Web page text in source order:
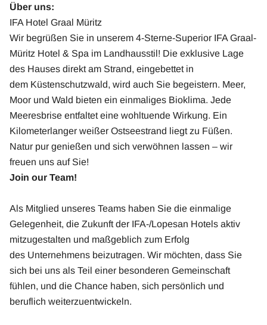
Über uns:
IFA Hotel Graal Müritz
Wir begrüßen Sie in unserem 4-Sterne-Superior IFA Graal-
Müritz Hotel & Spa im Landhausstil! Die exklusive Lage
des Hauses direkt am Strand, eingebettet in
dem Küstenschutzwald, wird auch Sie begeistern. Meer,
Moor und Wald bieten ein einmaliges Bioklima. Jede
Meeresbrise entfaltet eine wohltuende Wirkung. Ein
Kilometerlanger weißer Ostseestrand liegt zu Füßen.
Natur pur genießen und sich verwöhnen lassen – wir
freuen uns auf Sie!
Join our Team!
Als Mitglied unseres Teams haben Sie die einmalige
Gelegenheit, die Zukunft der IFA-/Lopesan Hotels aktiv
mitzugestalten und maßgeblich zum Erfolg
des Unternehmens beizutragen. Wir möchten, dass Sie
sich bei uns als Teil einer besonderen Gemeinschaft
fühlen, und die Chance haben, sich persönlich und
beruflich weiterzuentwickeln.